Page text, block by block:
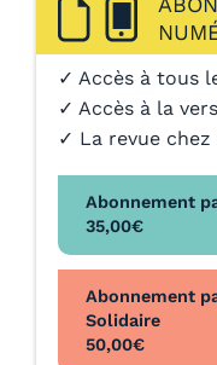
✓ Accès à tous
✓ Accès à la
✓ La revue
Abonnement
35,00€
Abonnement
Solidaire
50,00€